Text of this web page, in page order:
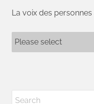
La voix des